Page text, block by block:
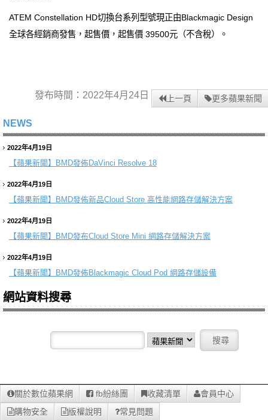
ATEM Constellation HD切換台系列型號現正由Blackmagic Design
全球各經銷商發售，起售價，起售價 39500元（不含稅）。
發布時間：2022年4月24日 上一頁 更多蘋果新聞
NEWS
2022年4月19日
【蘋果新聞】 BMD發佈DaVinci Resolve 18
2022年4月19日
【蘋果新聞】 BMD發佈新品Cloud Store 高性能網路存儲解決方案
2022年4月19日
【蘋果新聞】 BMD發布Cloud Store Mini 網路存儲解決方案
2022年4月19日
【蘋果新聞】 BMD發佈Blackmagic Cloud Pod 網路存儲設備
網站資料搜尋
關於數位蘋果網 fb紛絲團 收藏清單
會員中心
購物安全
版權說明 常見問題